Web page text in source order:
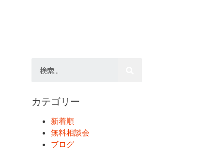
カテゴリー
新着順
無料相談会
ブログ